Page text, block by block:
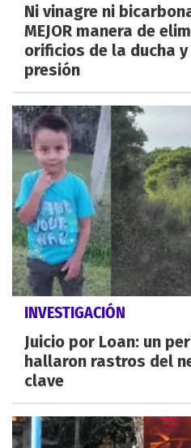
Ni vinagre ni
MEJOR manera de
orificios de la ducha y
presión
INVESTIGACIÓN
Juicio por Loan: un
hallaron rastros del
clave